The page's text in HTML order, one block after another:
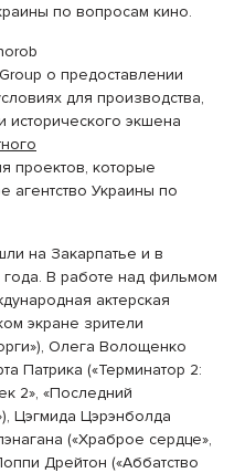
по вопросам кино.
Group о предоставлении
для производства,
исторического экшена
проектов, которые
агентство Украины по
на Закарпатье и в
года. В работе над фильмом
актерская
экране зрители
Олега Волощенко
Патрика («Терминатор 2:
2», «Последний
Цэгмида Цэрэнболда
(«Храброе сердце»,
Дрейтон («Аббатство